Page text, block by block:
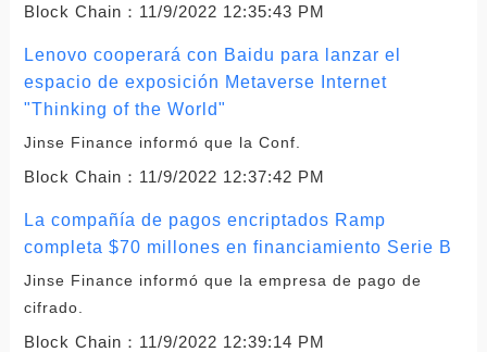
Block Chain： 11/9/2022 12:35:43 PM
Lenovo cooperará con Baidu para lanzar el
espacio de exposición Metaverse Internet
"Thinking of the World"
Jinse Finance informó que la Conf.
Block Chain： 11/9/2022 12:37:42 PM
La compañía de pagos encriptados Ramp
completa $70 millones en financiamiento Serie B
Jinse Finance informó que la empresa de pago de
cifrado.
Block Chain： 11/9/2022 12:39:14 PM